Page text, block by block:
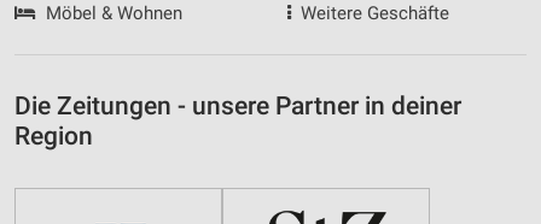
Möbel & Wohnen
Weitere Geschäfte
Die Zeitungen - unsere Partner in deiner
Region